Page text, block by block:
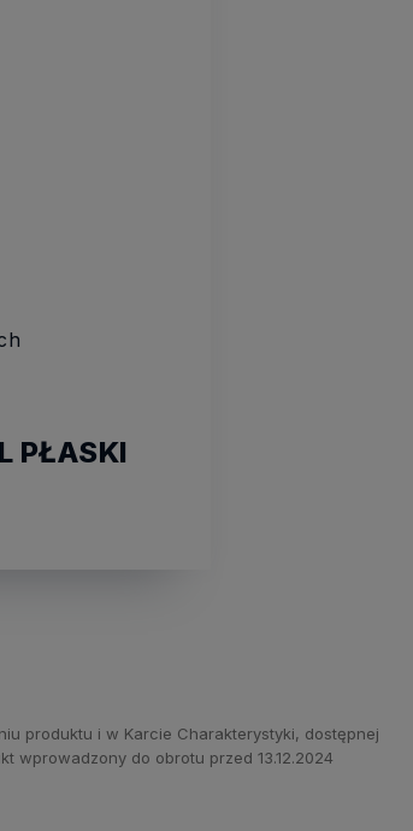
PŁASKI
produktu i w Karcie Charakterystyki, dostępnej
wprowadzony do obrotu przed 13.12.2024